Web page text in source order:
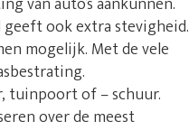
ook extra stevigheid.
mogelijk. Met de vele
tuinpoort of – schuur.
over de meest